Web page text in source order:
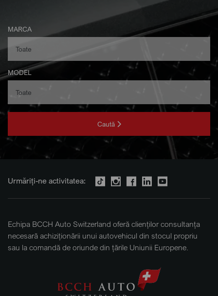
MARCA
MODEL
Caută
Urmăriți-ne activitatea:
Echipa BCCH Auto Switzerland oferă clienților consultanța
necesară achiziționării unui autovehicul din stocul propriu
sau la comandă de oriunde din țările Uniunii Europene.